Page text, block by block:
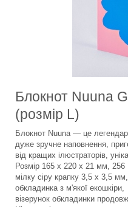
Блокнот Nuuna
(розмір L)
Блокнот Nuuna — це
дуже зручне наповнення,
від кращих ілюстраторів,
Розмір 165 x 220 x 21 мм, 256
мілку сіру крапку 3,5 х 3,5
обкладинка з м'якої екошкіри,
візерунок обкладинки